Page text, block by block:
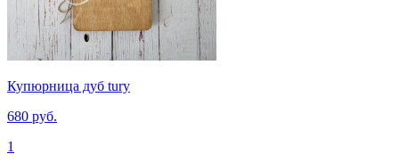
Купюрница дуб tury
680 руб.
1